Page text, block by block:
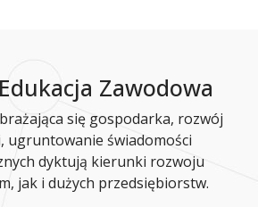
Zawodowa
się gospodarka, rozwój
ugruntowanie świadomości
dyktują kierunki rozwoju
jak i dużych przedsiębiorstw.